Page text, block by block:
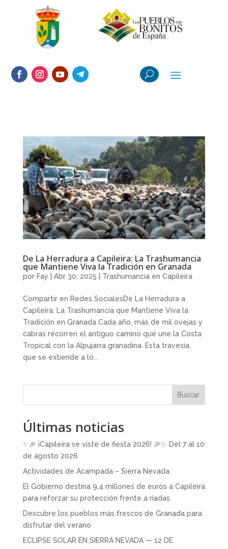
De La Herradura a Capileira: La Trashumancia
que Mantiene Viva la Tradición en Granada
por Fay | Abr 30, 2025 | Trashumancia en Capileira
Compartir en Redes SocialesDe La Herradura a
Capileira: La Trashumancia que Mantiene Viva la
Tradición en Granada Cada año, más de mil ovejas y
cabras recorren el antiguo camino que une la Costa
Tropical con la Alpujarra granadina. Esta travesía,
que se extiende a lo...
Buscar
Últimas noticias
✨🎉 ¡Capileira se viste de fiesta 2026! 🎉✨ Del 7 al 10
de agosto 2026
Actividades de Acampada – Sierra Nevada
El Gobierno destina 9,4 millones de euros a Capileira
para reforzar su protección frente a riadas
Descubre los pueblos más frescos de Granada para
disfrutar del verano
ECLIPSE SOLAR EN SIERRA NEVADA — 12 DE